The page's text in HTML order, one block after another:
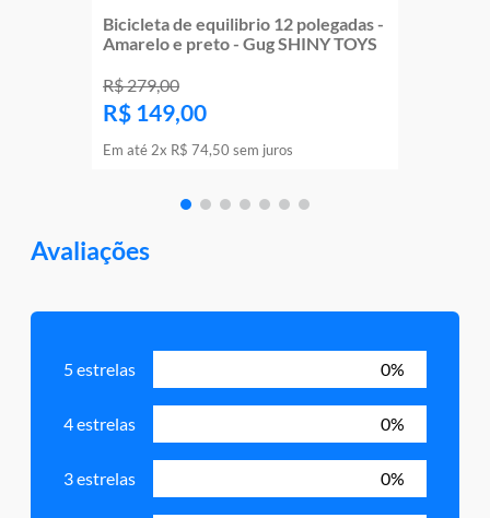
Bicicleta de equilibrio 12 polegadas -
Amarelo e preto - Gug SHINY TOYS
R$279,00
R$ 149,00
Em até 2x R$ 74,50 sem juros
Avaliações
5 estrelas 0%
4 estrelas 0%
3 estrelas 0%